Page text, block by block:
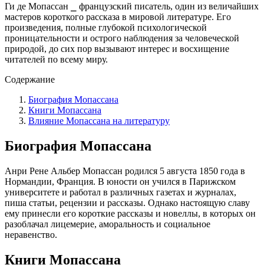
Ги де Мопассан ⎯ французский писатель, один из величайших
мастеров короткого рассказа в мировой литературе. Его
произведения, полные глубокой психологической
проницательности и острого наблюдения за человеческой
природой, до сих пор вызывают интерес и восхищение
читателей по всему миру.​
Содержание
Биография Мопассана
Книги Мопассана
Влияние Мопассана на литературу
Биография Мопассана
Анри Рене Альбер Мопассан родился 5 августа 1850 года в
Нормандии, Франция.​ В юности он учился в Парижском
университете и работал в различных газетах и журналах,
пиша статьи, рецензии и рассказы.​ Однако настоящую славу
ему принесли его короткие рассказы и новеллы, в которых он
разоблачал лицемерие, аморальность и социальное
неравенство.​
Книги Мопассана